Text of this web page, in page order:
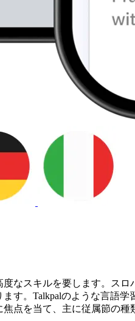
なスキルを要します。ス
す。Talkpalのような言語
点を当て、主に従属節の